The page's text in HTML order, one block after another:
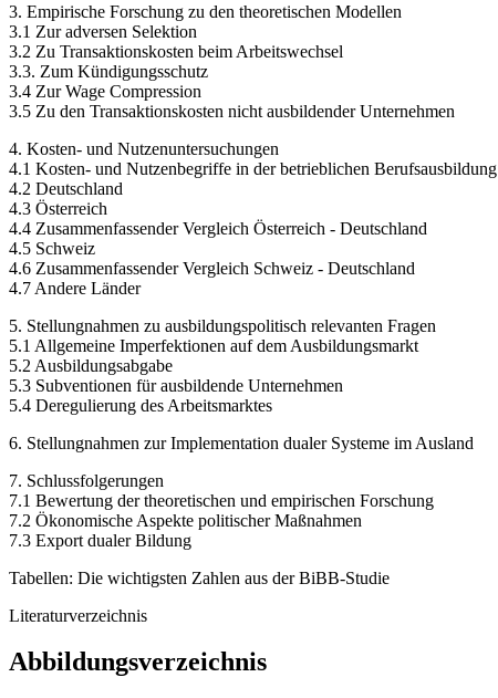
3. Empirische Forschung zu den theoretischen Modellen
3.1 Zur adversen Selektion
3.2 Zu Transaktionskosten beim Arbeitswechsel
3.3. Zum Kündigungsschutz
3.4 Zur Wage Compression
3.5 Zu den Transaktionskosten nicht ausbildender Unternehmen
4. Kosten- und Nutzenuntersuchungen
4.1 Kosten- und Nutzenbegriffe in der betrieblichen Berufsausbildung
4.2 Deutschland
4.3 Österreich
4.4 Zusammenfassender Vergleich Österreich - Deutschland
4.5 Schweiz
4.6 Zusammenfassender Vergleich Schweiz - Deutschland
4.7 Andere Länder
5. Stellungnahmen zu ausbildungspolitisch relevanten Fragen
5.1 Allgemeine Imperfektionen auf dem Ausbildungsmarkt
5.2 Ausbildungsabgabe
5.3 Subventionen für ausbildende Unternehmen
5.4 Deregulierung des Arbeitsmarktes
6. Stellungnahmen zur Implementation dualer Systeme im Ausland
7. Schlussfolgerungen
7.1 Bewertung der theoretischen und empirischen Forschung
7.2 Ökonomische Aspekte politischer Maßnahmen
7.3 Export dualer Bildung
Tabellen: Die wichtigsten Zahlen aus der BiBB-Studie
Literaturverzeichnis
Abbildungsverzeichnis